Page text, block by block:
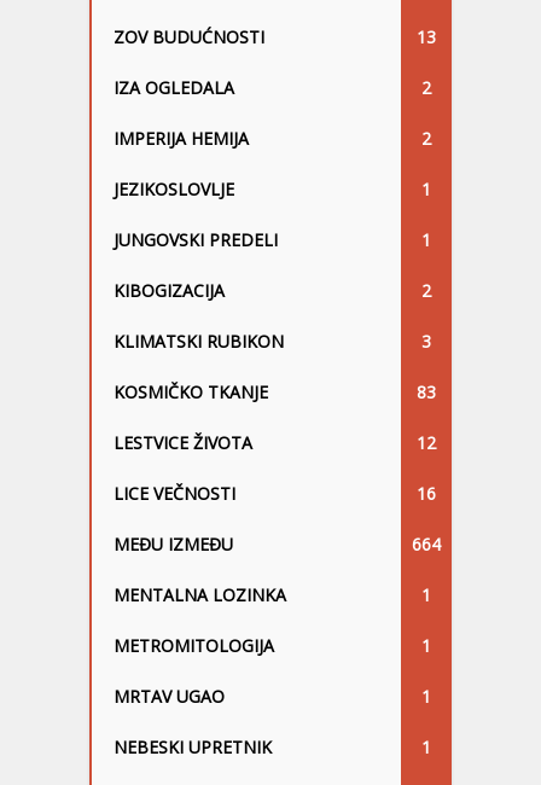
ZOV BUDUĆNOSTI 13
IZA OGLEDALA 2
IMPERIJA HEMIJA 2
JEZIKOSLOVLJE 1
JUNGOVSKI PREDELI 1
KIBOGIZACIJA 2
KLIMATSKI RUBIKON 3
KOSMIČKO TKANJE 83
LESTVICE ŽIVOTA 12
LICE VEČNOSTI 16
MEĐU IZMEĐU 664
MENTALNA LOZINKA 1
METROMITOLOGIJA 1
MRTAV UGAO 1
NEBESKI UPRETNIK 1